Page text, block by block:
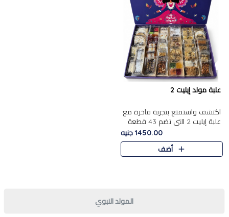
علبة مولد إيليت 2
اكتشف واستمتع بتجربة فاخرة مع
علبة إيليت 2 التي تضم 43 قطعة
تشكيلة من أرقى حلويات المولد
الشرقية المصرية الأصيلة ,معروضة
بشكل جميل في علبة أ..
1450.00 جنيه
أضف
المولد النبوي